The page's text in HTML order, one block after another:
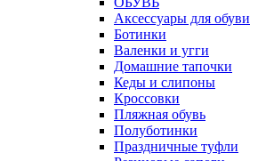
Аксессуары для обуви
Ботинки
Валенки и угги
Домашние тапочки
Кеды и слипоны
Кроссовки
Пляжная обувь
Полуботинки
Праздничные туфли